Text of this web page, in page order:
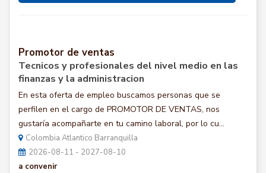
Promotor de ventas
Tecnicos y profesionales del nivel medio en las
finanzas y la administracion
En esta oferta de empleo buscamos personas que se
perfilen en el cargo de PROMOTOR DE VENTAS, nos
gustaría acompañarte en tu camino laboral, por lo cu...
Colombia Atlantico Barranquilla
2026-08-11 - 2027-08-10
a convenir